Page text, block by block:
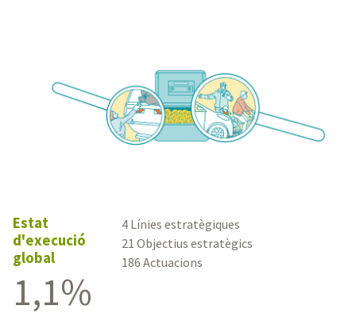
Estat
d'execució
global
1,1%
4 Línies estratègiques
21 Objectius estratègics
186 Actuacions